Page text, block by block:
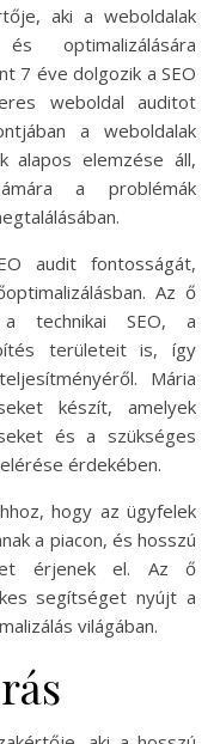
aki a weboldalak
optimalizálására
7 éve dolgozik a SEO
weboldal auditot
a weboldalak
alapos elemzése áll,
a problémák
audit fontosságát,
Az ő
a technikai SEO, a
területeit is, így
Mária
készít, amelyek
és a szükséges
érdekében.
hogy az ügyfelek
a piacon, és hosszú
érjenek el. Az ő
segítséget nyújt a
világában.